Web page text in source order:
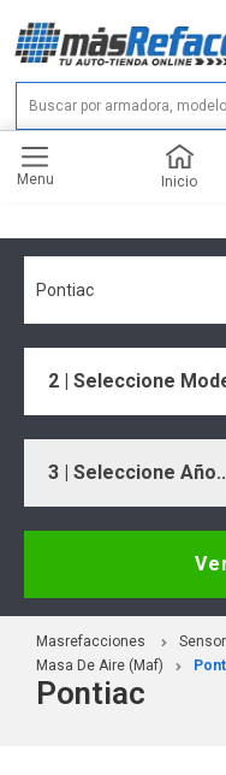
Menu Inicio
Pontiac
2 | Seleccione
3 | Seleccione
Masrefacciones
Masa De Aire (Maf)
Pontiac